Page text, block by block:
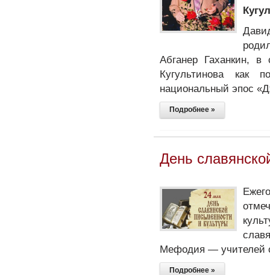
Абганер Гаханкин,
Кугультинова как
национальный эпос
Подробнее »
День
Мефодия — учителей
Подробнее »